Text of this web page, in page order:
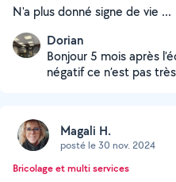
N'a plus donné signe de vie ...
Dorian
Bonjour 5 mois après
négatif ce n’est pas
Magali H.
posté le 30 nov. 2024
Bricolage et multi services